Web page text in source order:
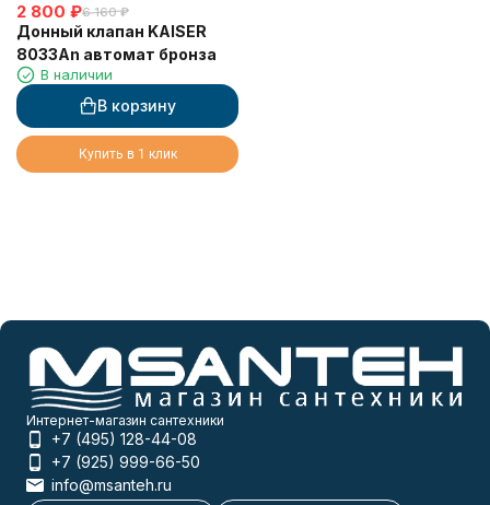
2 800 ₽6 160 ₽
Донный клапан KAISER
8033An автомат бронза
В наличии
В корзину
Купить в 1 клик
Интернет-магазин сантехники
+7 (495) 128-44-08
+7 (925) 999-66-50
info@msanteh.ru